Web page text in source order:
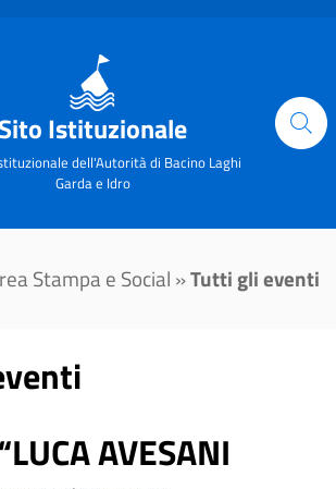
Sito Istituzionale
dell'Autorità di Bacino Laghi
Garda e Idro
Stampa e Social »Tutti gli eventi
AVESANI